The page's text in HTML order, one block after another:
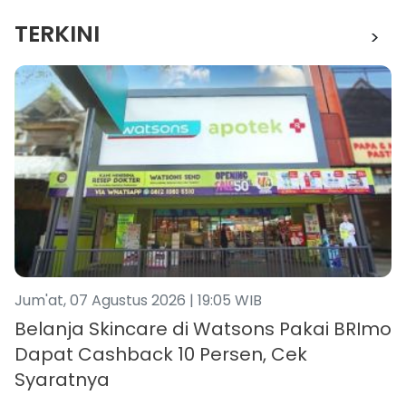
TERKINI >
Jum'at, 07 Agustus 2026 | 19:05 WIB
Belanja Skincare di Watsons Pakai BRImo
Dapat Cashback 10 Persen, Cek
Syaratnya